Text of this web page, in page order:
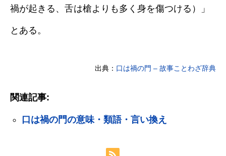
禍が起きる、舌は槍よりも多く身を傷つける）」
とある。
出典： 口は禍の門 – 故事ことわざ辞典
関連記事:
口は禍の門の意味・類語・言い換え